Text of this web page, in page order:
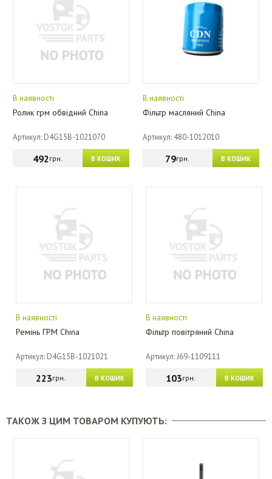
В наявності
Ролик грм обвідний China
Артикул: D4G15B-1021070
В КОШИК
492грн.
В наявності
Фільтр масляний China
Артикул: 480-1012010
В КОШИК
79грн.
В наявності
Ремінь ГРМ China
Артикул: D4G15B-1021021
В КОШИК
223грн.
В наявності
Фільтр повітряний China
Артикул: J69-1109111
В КОШИК
103грн.
ТАКОЖ З ЦИМ ТОВАРОМ КУПУЮТЬ: